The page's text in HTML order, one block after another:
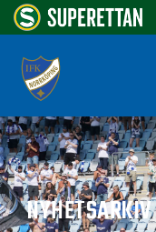
NYHETSARKIV